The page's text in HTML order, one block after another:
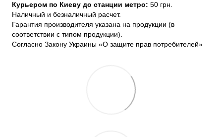
Курьером по Киеву до станции метро: 50 грн.
Наличный и безналичный расчет.
Гарантия производителя указана на продукции (в
соответствии с типом продукции).
Согласно Закону Украины «О защите прав потребителей»